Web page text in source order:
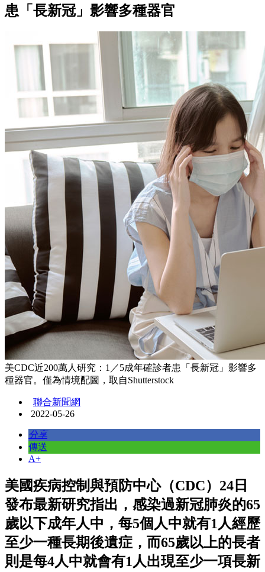
患「長新冠」影響多種器官
美CDC近200萬人研究：1／5成年確診者患「長新冠」影響多
種器官。僅為情境配圖，取自Shutterstock
聯合新聞網
2022-05-26
分享
傳送
A+
美國疾病控制與預防中心（CDC）24日
發布最新研究指出，感染過新冠肺炎的65
歲以下成年人中，每5個人中就有1人經歷
至少一種長期後遺症，而65歲以上的長者
則是每4人中就會有1人出現至少一項長新